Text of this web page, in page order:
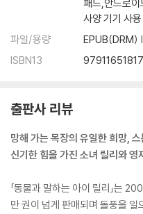
패드,안드로
사양 기기 사
파일/용량
EPUB(DRM)
ISBN13
출판사 리뷰
망해 가는 목장의 유일한 희망,
신기한 힘을 가진 소녀 릴리와
「동물과 말하는 아이 릴리」는
만 권이 넘게 판매되며 돌풍을